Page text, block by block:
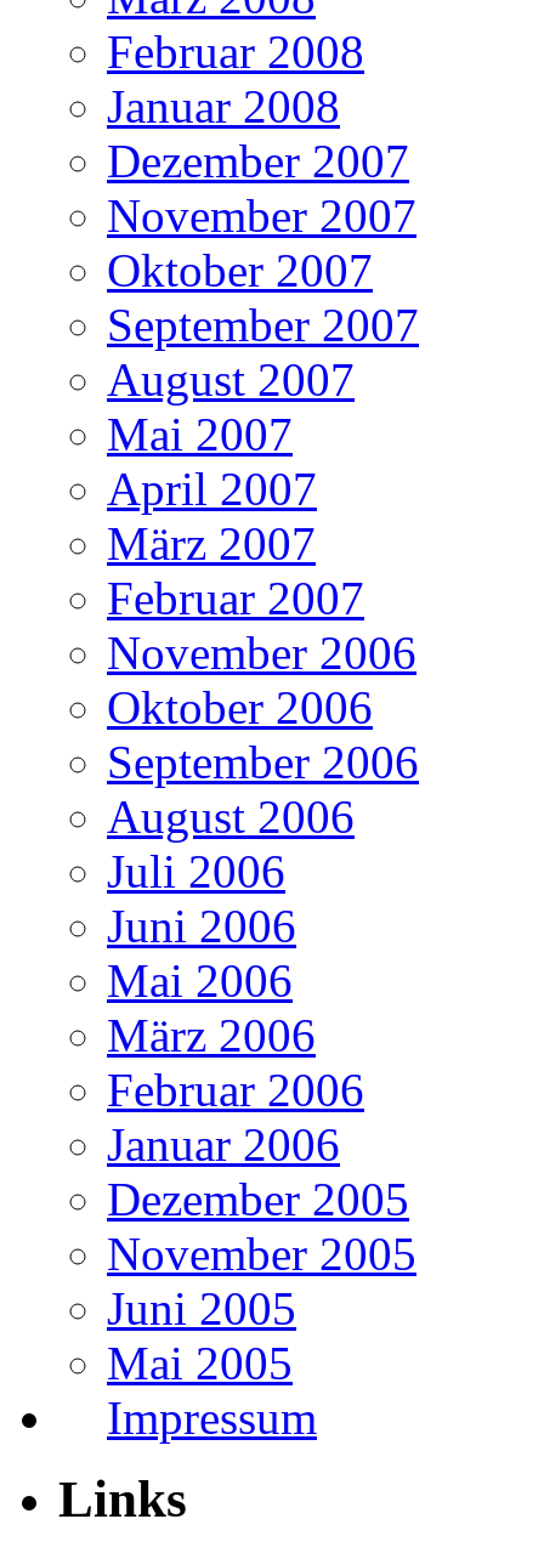
Februar 2008
Januar 2008
Dezember 2007
November 2007
Oktober 2007
September 2007
August 2007
Mai 2007
April 2007
März 2007
Februar 2007
November 2006
Oktober 2006
September 2006
August 2006
Juli 2006
Juni 2006
Mai 2006
März 2006
Februar 2006
Januar 2006
Dezember 2005
November 2005
Juni 2005
Mai 2005
Impressum
Links